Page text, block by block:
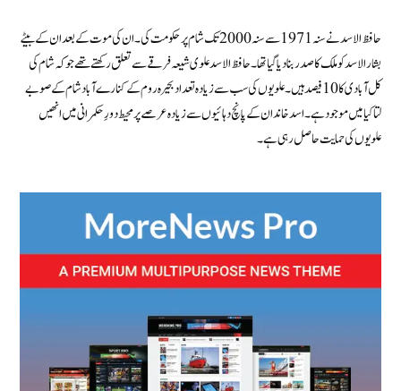
حافظ الاسد نے سنہ 1971 سے سنہ 2000 تک شام پر حکومت کی۔ ان کی موت کے بعد ان کے بیٹے
بشارالاسد کو ملک کا صدر بنا دیا گیا تھا۔ حافظ الاسد علوی شیعہ فرقے سے تعلق رکھتے تھے جو کہ شام کی
کل آبادی کا 10 فیصد ہیں۔ علویوں کی سب سے زیادہ تعداد بحیرہ روم کے کنارے آباد شام کے صوبے
لتاکیا میں موجود ہے۔ اسد خاندان کے پانچ دہائیوں سے زیادہ عرصے پر محیط دورِ حکمرانی میں انھیں
علویوں کی حمایت حاصل رہی ہے۔